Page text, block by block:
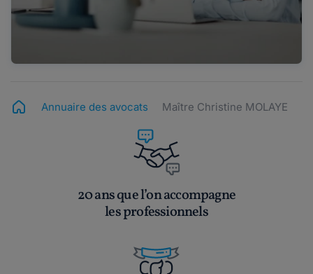
Annuaire des avocats Maître Christine MOLAYE
20 ans que l’on accompagne
les professionnels